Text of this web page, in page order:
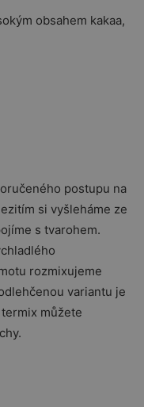
obsahem kakaa,
postupu na
si vyšleháme ze
s tvarohem.
rozmixujeme
variantu je
můžete